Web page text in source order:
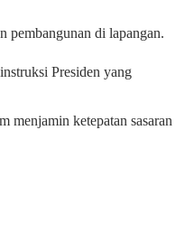
pembangunan di lapangan.
Presiden yang
menjamin ketepatan sasaran